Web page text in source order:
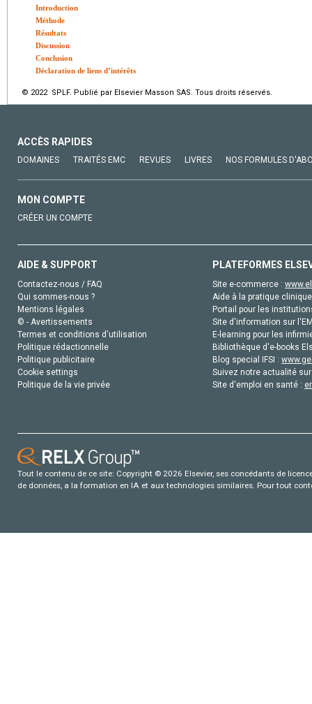
Introduction
Méthode
Résultats
Discussion
Conclusion
Déclaration de liens d’intérêts
© 2022 SPLF. Publié par Elsevier Masson SAS. Tous droits réservés.
ACCÈS RAPIDES
DOMAINES TRAITÉS EMC REVUES LIVRES NOS FORMULES
MON COMPTE
CRÉER UN COMPTE
AIDE & SUPPORT
Contactez-nous / FAQ
Qui sommes-nous ?
Mentions légales
© - Avertissements
Termes et conditions d'utilisation
Politique rédactionnelle
Politique publicitaire
Cookie settings
Politique de la vie privée
PLATEFORMES
Site e-commerce :
Aide à la pratique
Portail pour les
Site d'information sur
E-learning pour les
Bibliothèque d'e-books
Blog special IFSI :
Suivez notre actualité
Site d'emploi en santé :
Tout le contenu de ce site: Copyright © 2026 Elsevier, ses concédants de
de données, a la formation en IA et aux technologies similaires. Pour tout